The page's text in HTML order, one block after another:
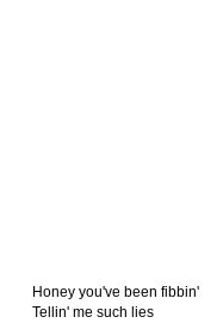
Honey you've been fibbin'
Tellin' me such lies